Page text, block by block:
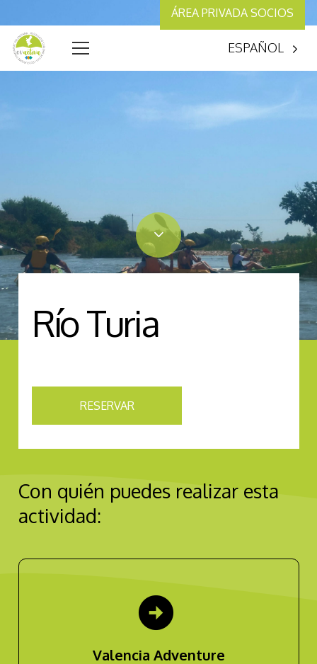
ÁREA PRIVADA SOCIOS
ESPAÑOL
Río Turia
RESERVAR
Con quién puedes realizar esta
actividad:
arrow_circle_right
Valencia Adventure